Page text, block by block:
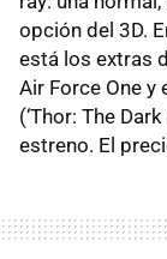
opción del 3D.
está los extras
Air Force One y
(‘Thor: The
estreno. El